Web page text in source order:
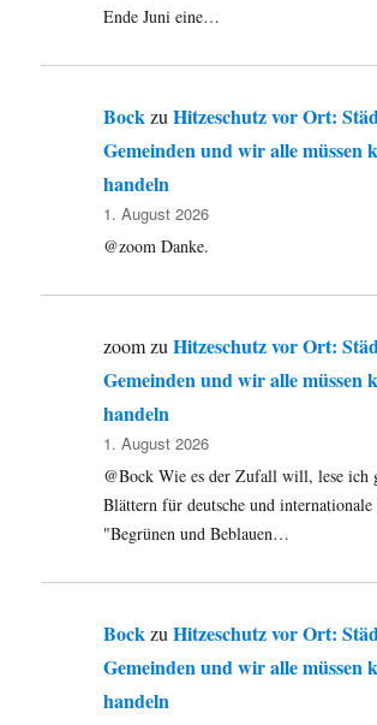
Ende Juni eine…
BockzuHitzeschutz vor Ort:
Gemeinden und wir alle müssen
handeln
1. August 2026
@zoom Danke.
zoomzuHitzeschutz vor Ort:
Gemeinden und wir alle müssen
handeln
1. August 2026
@Bock Wie es der Zufall will, lese ich
Blättern für deutsche und
"Begrünen und Beblauen…
BockzuHitzeschutz vor Ort:
Gemeinden und wir alle müssen
handeln